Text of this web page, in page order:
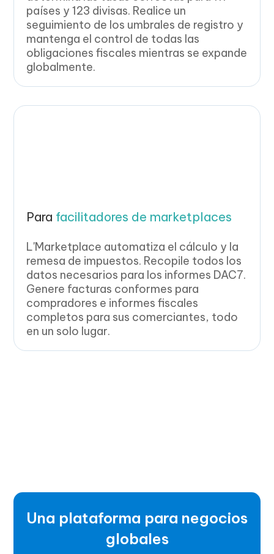
países y 123 divisas. Realice un
seguimiento de los umbrales de registro y
mantenga el control de todas las
obligaciones fiscales mientras se expande
globalmente.
Para facilitadores de marketplaces
L'Marketplace automatiza el cálculo y la
remesa de impuestos. Recopile todos los
datos necesarios para los informes DAC7.
Genere facturas conformes para
compradores e informes fiscales
completos para sus comerciantes, todo
en un solo lugar.
Una plataforma para negocios
globales